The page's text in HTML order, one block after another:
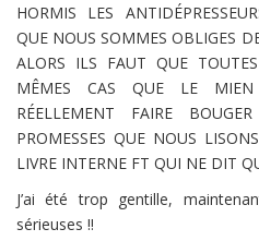
HORMIS LES
QUE NOUS SOMMES OBLIGES
ALORS ILS FAUT QUE
MÊMES CAS QUE LE
RÉELLEMENT FAIRE
PROMESSES QUE NOUS
LIVRE INTERNE FT QUI NE DIT
J’ai été trop gentille,
sérieuses !!